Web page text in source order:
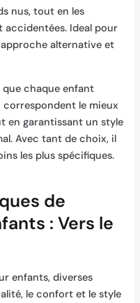
nus, tout en les
accidentées. Ideal pour
alternative et
chaque enfant
le mieux
en garantissant un style
Avec tant de choix, il
les plus spécifiques.
de
: Vers le
enfants, diverses
le confort et le style